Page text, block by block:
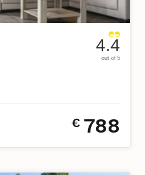
4.4
out of 5
€ 788